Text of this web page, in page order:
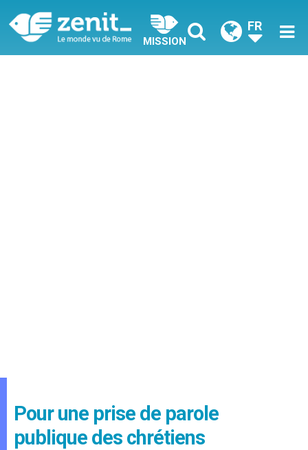
MISSION
FR
Pour une prise de parole
publique des chrétiens